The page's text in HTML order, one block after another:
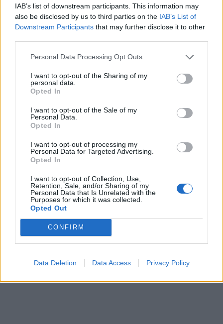
IAB’s list of downstream participants. This information may
also be disclosed by us to third parties on the IAB’s List of
Downstream Participants that may further disclose it to other
Personal Data Processing Opt Outs
I want to opt-out of the Sharing of my
personal data.
Opted In
I want to opt-out of the Sale of my
Personal Data.
Opted In
I want to opt-out of processing my
Personal Data for Targeted Advertising.
Opted In
I want to opt-out of Collection, Use,
Retention, Sale, and/or Sharing of my
Personal Data that Is Unrelated with the
Purposes for which it was collected.
Opted Out
CONFIRM
Data Deletion Data Access Privacy Policy
Για όσους δεν έχουν καλή επαφή με το
εκατομμύρια views, ο οποίος έχει μπει ενεργά
και στη μουσική βιομηχανία κυκλοφορώντας
δικά του τραγούδια. Και ναι βλέποντας το
στάδιο να «γκρεμίζεται» για χάρη του από τα
δεν μπορέσαμε να μην σκεφτούμε ότι κάπως
έτσι κάναμε κι εμείς κάποτε στην αρένα για να
πιάσουμε το χέρι του Ρουβά, του Χατζηγιάννη,
του Μαζωνάκη ή της Παπαρίζου.Και ναι, εκεί
ακριβώς καταλάβαμε ότι μάλλον
μεγαλώσαμε.